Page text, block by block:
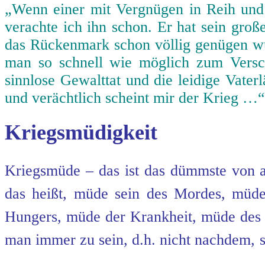
„Wenn einer mit Vergnügen in Reih
verachte ich ihn schon. Er hat sein
das Rückenmark schon völlig genügen
man so schnell wie möglich zum
sinnlose Gewalttat und die leidige
und verächtlich scheint mir der Krieg
Kriegsmüdigkeit
Kriegsmüde – das ist das dümmste
das heißt, müde sein des Mordes,
Hungers, müde der Krankheit, müde
man immer zu sein, d.h. nicht nachdem,